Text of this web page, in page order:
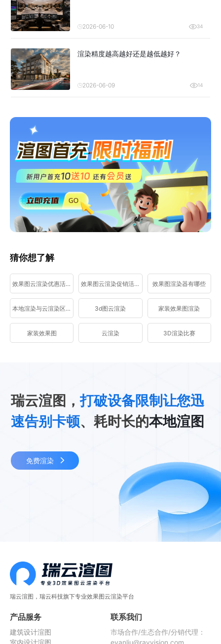
2026-06-10 34
渲染精度越高越好还是越低越好？
2026-06-09 14
猜你想了解
效果图云渲染优惠活动 效果图云渲染促销活动 效果图渲染器有哪些
本地渲染与云渲染区别 3d图云渲染 家装效果图渲染
家装效果图 云渲染 3D渲染比赛
瑞云渲图，打破设备限制让您迅
速告别卡顿、耗时长的本地渲图
免费渲染
瑞云渲图，瑞云科技旗下专业效果图云渲染平台
产品服务
建筑设计渲图
联系我们
市场合作/生态合作/分销代理：